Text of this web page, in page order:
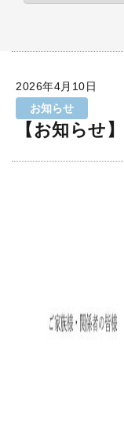
2026年4月10日
お知らせ
【お知らせ